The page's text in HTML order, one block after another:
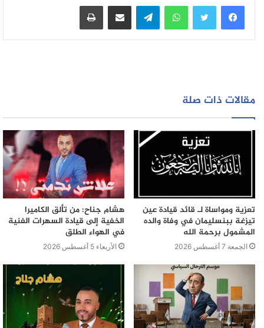
المتهمين، مما جعل المصالح الأمنية تطلع الضحايا على
مجموعة من الصور الممسوكة في الناظم الآلي، فتعرفوا على
تدابير الحراسة النظرية، كما تم اعتقال المتهم الثاني خلال
واتساب تيلقرام مشاركة عبر البريد طباعة
مقالات ذات صلة
تعزية ومواساة لـ قائد قيادة عين
تيزغة ببنسليمان في وفاة والده
المشمول برحمة الله
الجمعة 7 أغسطس 2026
هشام جناح: من تألق الكاميرا
الخفية إلى قيادة السهرات الفنية
في الهواء الطلق
الأربعاء 5 أغسطس 2026